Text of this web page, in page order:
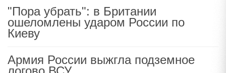
"Пора убрать": в Британии
ошеломлены ударом России по
Киеву
Армия России выжгла подземное